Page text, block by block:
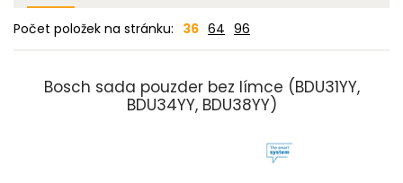
Počet položek na stránku: 36 64 96
Bosch sada pouzder bez límce (BDU31YY,
BDU34YY, BDU38YY)